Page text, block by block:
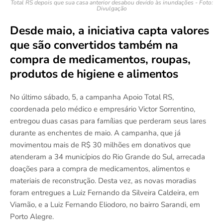
Total RS depois que sua casa anterior desabou devido às inundações - Foto:
Divulgação
Desde maio, a iniciativa capta valores
que são convertidos também na
compra de medicamentos, roupas,
produtos de higiene e alimentos
No último sábado, 5, a campanha Apoio Total RS,
coordenada pelo médico e empresário Victor Sorrentino,
entregou duas casas para famílias que perderam seus lares
durante as enchentes de maio. A campanha, que já
movimentou mais de R$ 30 milhões em donativos que
atenderam a 34 municípios do Rio Grande do Sul, arrecada
doações para a compra de medicamentos, alimentos e
materiais de reconstrução. Desta vez, as novas moradias
foram entregues a Luiz Fernando da Silveira Caldeira, em
Viamão, e a Luiz Fernando Eliodoro, no bairro Sarandi, em
Porto Alegre.